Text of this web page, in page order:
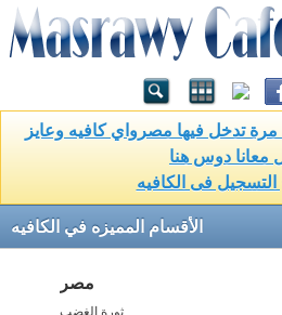
مرة تدخل فيها مصرواي كافيه وعايز
معانا دوس هنا
فى الكافيه
الأقسام المميزه في الكافيه
مصر
ثورة الغضب